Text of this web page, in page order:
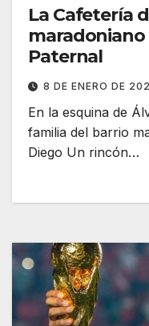
La Cafetería
maradoniano
Paternal
8 DE ENERO DE
En la esquina de
familia del barrio
Diego Un rincón…